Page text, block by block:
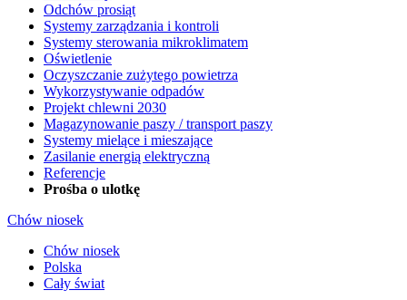
Odchów prosiąt
Systemy zarządzania i kontroli
Systemy sterowania mikroklimatem
Oświetlenie
Oczyszczanie zużytego powietrza
Wykorzystywanie odpadów
Projekt chlewni 2030
Magazynowanie paszy / transport paszy
Systemy mielące i mieszające
Zasilanie energią elektryczną
Referencje
Prośba o ulotkę
Chów niosek
Chów niosek
Polska
Cały świat